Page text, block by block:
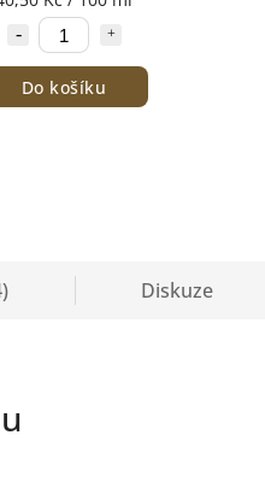
Do košíku
Diskuze